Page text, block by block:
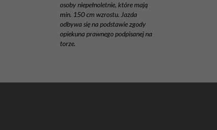
osoby niepełnoletnie, które mają
min. 150 cm wzrostu. Jazda
odbywa się na podstawie zgody
opiekuna prawnego podpisanej na
torze.